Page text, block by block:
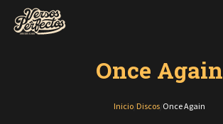
Once Again
Inicio/ Discos/ Once Again